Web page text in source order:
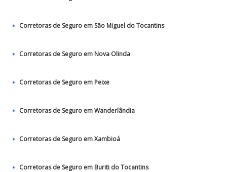
Corretoras de Seguro em São Miguel do Tocantins
Corretoras de Seguro em Nova Olinda
Corretoras de Seguro em Peixe
Corretoras de Seguro em Wanderlândia
Corretoras de Seguro em Xambioá
Corretoras de Seguro em Buriti do Tocantins